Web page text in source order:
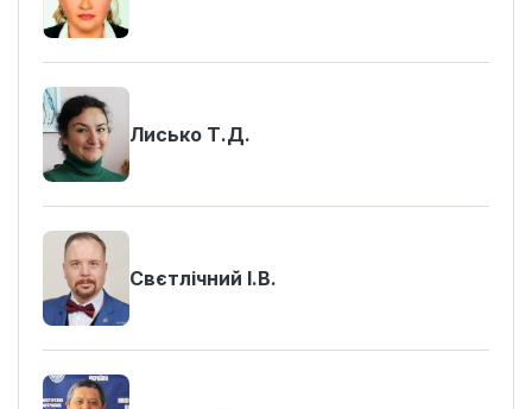
Лисько Т.Д.
Свєтлічний І.В.